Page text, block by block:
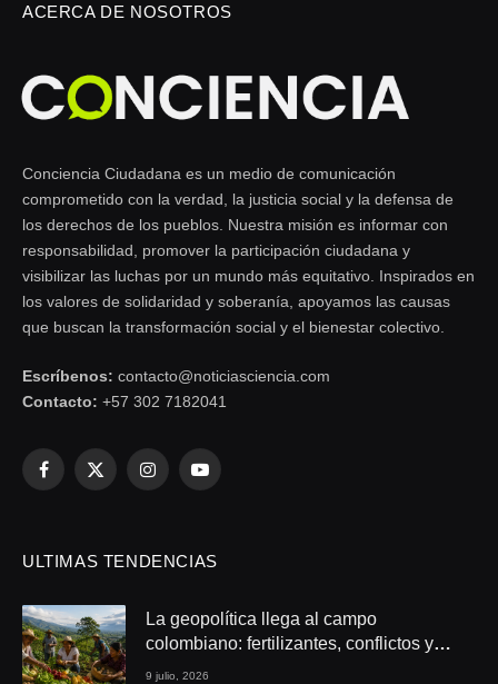
ACERCA DE NOSOTROS
Conciencia Ciudadana es un medio de comunicación
comprometido con la verdad, la justicia social y la defensa de
los derechos de los pueblos. Nuestra misión es informar con
responsabilidad, promover la participación ciudadana y
visibilizar las luchas por un mundo más equitativo. Inspirados en
los valores de solidaridad y soberanía, apoyamos las causas
que buscan la transformación social y el bienestar colectivo.
Escríbenos: contacto@noticiasciencia.com
Contacto: +57 302 7182041
Facebook
X
InstagramYouTube
ULTIMAS TENDENCIAS
La geopolítica llega al campo
colombiano: fertilizantes, conflictos y
seguridad alimentaria
9 julio, 2026